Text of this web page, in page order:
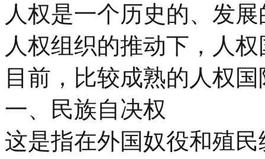
人权是一个历史的、发
人权组织的推动下，人
目前，比较成熟的人权
一、民族自决权
这是指在外国奴役和殖